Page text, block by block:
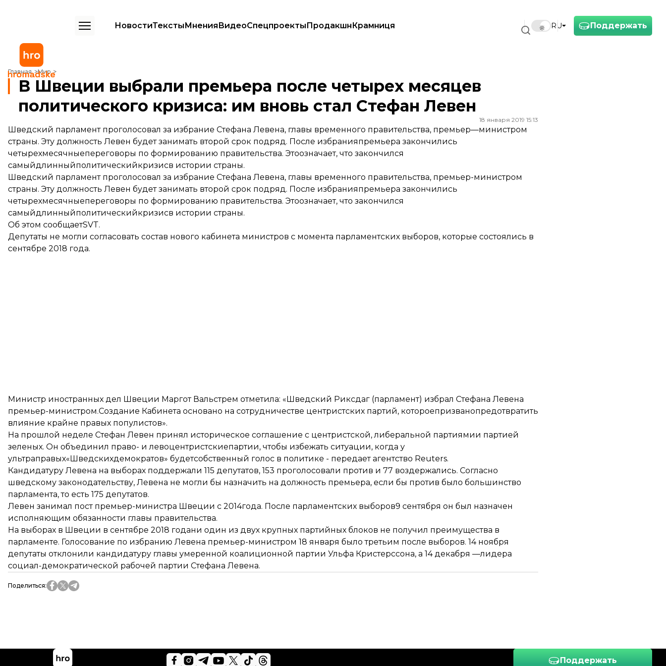
Поддержать
RU
НовостиТекстыМненияВидеоСпецпроектыПродакшнКрамниця
Главная Мир
В Швеции выбрали премьера после четырех месяцев политического кризиса: им вновь стал Стефан Левен
В Швеции выбрали премьера после четырех месяцев
политического кризиса: им вновь стал Стефан Левен
18 января 2019 15:13
Шведский парламент проголосовал за избрание Стефана Левена, главы временного правительства, премьер—министром
страны. Эту должность Левен будет занимать второй срок подряд. После избранияпремьера закончились
четырехмесячныепереговоры по формированию правительства. Этоозначает, что закончился
самыйдлинныйполитическийкризисв истории страны.
Шведский парламент проголосовал за избрание Стефана Левена, главы временного правительства, премьер-министром
страны. Эту должность Левен будет занимать второй срок подряд. После избранияпремьера закончились
четырехмесячныепереговоры по формированию правительства. Этоозначает, что закончился
самыйдлинныйполитическийкризисв истории страны.
Об этом сообщаетSVT.
Депутаты не могли согласовать состав нового кабинета министров с момента парламентских выборов, которые состоялись в
сентябре 2018 года.
Министр иностранных дел Швеции Маргот Вальстрем отметила: «Шведский Риксдаг (парламент) избрал Стефана Левена
премьер-министром.Создание Кабинета основано на сотрудничестве центристских партий, котороепризванопредотвратить
влияние крайне правых популистов».
На прошлой неделе Стефан Левен принял историческое соглашение с центристской, либеральной партиямии партией
зеленых. Он объединил право- и левоцентристскиепартии, чтобы избежать ситуации, когда у
ультраправых«Шведскихдемократов» будетсобственный голос в политике - передаетагентство Reuters.
Кандидатуру Левена на выборах поддержали 115 депутатов, 153 проголосовали против и 77 воздержались. Согласно
шведскому законодательству, Левена не могли бы назначить на должность премьера, если бы против было большинство
парламента, то есть 175 депутатов.
Левен занимал пост премьер-министра Швеции с 2014года. После парламентских выборов9 сентября он был назначен
исполняющим обязанности главы правительства.
На выборах в Швеции в сентябре 2018 годани один из двух крупных партийных блоков не получил преимущества в
парламенте. Голосование по избранию Левена премьер-министром 18 января было третьим после выборов. 14 ноября
депутаты отклонили кандидатуру главы умеренной коалиционной партии Ульфа Кристерссона, а 14 декабря —лидера
социал-демократической рабочей партии Стефана Левена.
Поделиться:
Поддержать